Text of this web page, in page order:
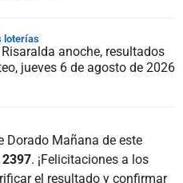
loterías
anoche, resultados
jueves 6 de agosto de 2026
Dorado Mañana de este
2397. ¡Felicitaciones a los
el resultado y confirmar